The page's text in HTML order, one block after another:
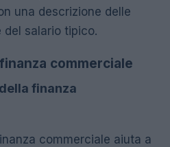
una descrizione delle
del salario tipico.
commerciale
finanza
commerciale aiuta a